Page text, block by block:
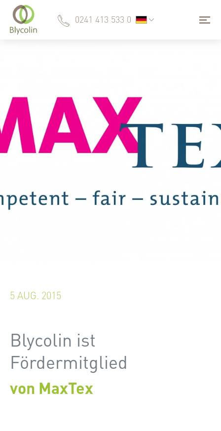
0241 413 533 0
5 AUG. 2015
Blycolin ist
Fördermitglied
von MaxTex